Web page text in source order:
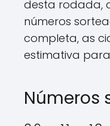
desta rodada,
números
completa, as
estimativa
Números